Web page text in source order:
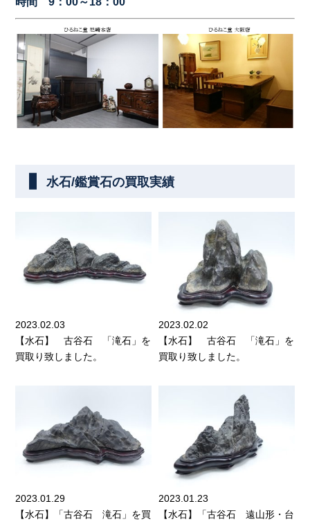
水石/鑑賞石の買取実績
2023.02.03
【水石】 古谷石 「滝石」を
買取り致しました。
2023.02.02
【水石】 古谷石 「滝石」を
買取り致しました。
2023.01.29
【水石】「古谷石 滝石」を買
2023.01.23
【水石】「古谷石 遠山形・台